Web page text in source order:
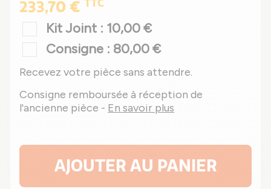
233,70 € TTC
Kit Joint : 10,00 €
Consigne : 80,00 €
Recevez votre pièce sans attendre.
Consigne remboursée à réception de
l'ancienne pièce - En savoir plus
AJOUTER AU PANIER